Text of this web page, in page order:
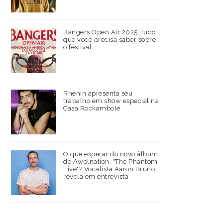
Bangers Open Air 2025: tudo
que você precisa saber sobre
o festival
Rhenin apresenta seu
trabalho em show especial na
Casa Rockambole
O que esperar do novo álbum
do Awolnation, "The Phantom
Five"? Vocalista Aaron Bruno
revela em entrevista